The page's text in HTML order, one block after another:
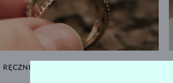
RĘCZNIE WYKONYWANA W PRADZE